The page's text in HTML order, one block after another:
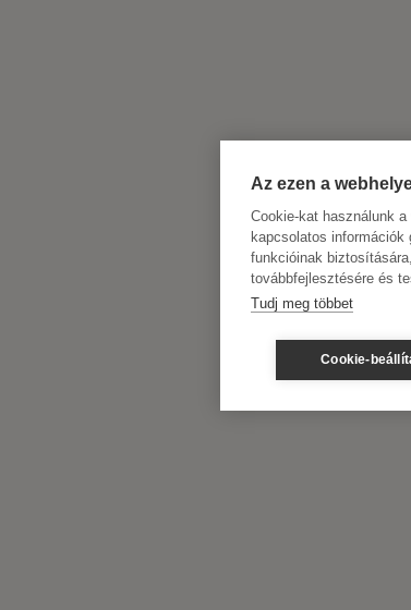
Az ezen a
Cookie-kat használunk
kapcsolatos információk
funkcióinak
továbbfejlesztésére és
Tudj meg többet
Cookie-